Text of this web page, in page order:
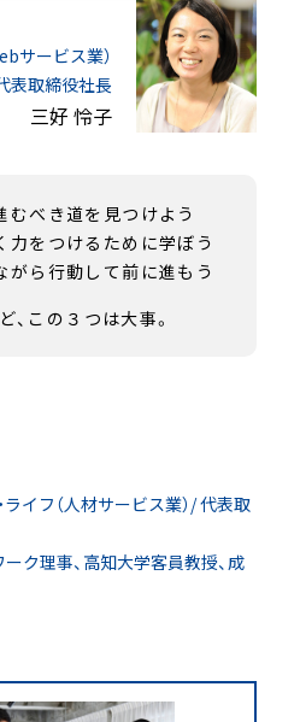
サービス業）
表取締役社長
三好 怜子
むべき道を見つけよう
力をつけるために学ぼう
がら行動して前に進もう
、この３つは大事。
イフ（人材サービス業）/ 代表取
ーク理事、高知大学客員教授、成